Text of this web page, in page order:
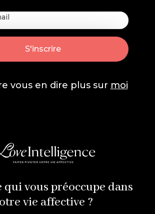
vous en dire plus sur moi
qui vous préoccupe dans
vie affective ?